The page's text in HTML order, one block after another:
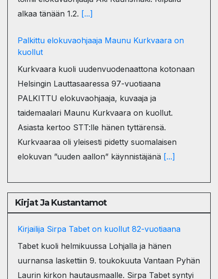
alkaa tänään 1.2. [...]
Palkittu elokuvaohjaaja Maunu Kurkvaara on
kuollut
Kurkvaara kuoli uudenvuodenaattona kotonaan
Helsingin Lauttasaaressa 97-vuotiaana
PALKITTU elokuvaohjaaja, kuvaaja ja
taidemaalari Maunu Kurkvaara on kuollut.
Asiasta kertoo STT:lle hänen tyttärensä.
Kurkvaaraa oli yleisesti pidetty suomalaisen
elokuvan ”uuden aallon” käynnistäjänä [...]
Kirjat Ja Kustantamot
Kirjailija Sirpa Tabet on kuollut 82-vuotiaana
Tabet kuoli helmikuussa Lohjalla ja hänen
uurnansa laskettiin 9. toukokuuta Vantaan Pyhän
Laurin kirkon hautausmaalle. Sirpa Tabet syntyi